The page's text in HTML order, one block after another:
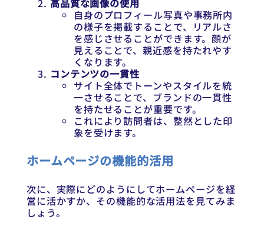
自身のプロフィール写真や事務所内
の様子を掲載することで、リアルさ
を感じさせることができます。顔が
見えることで、親近感を持たれやす
くなります。
コンテンツの一貫性
サイト全体でトーンやスタイルを統
一させることで、ブランドの一貫性
を持たせることが重要です。
これにより訪問者は、整然とした印
象を受けます。
ホームページの機能的活用
次に、実際にどのようにしてホームページを経
営に活かすか、その機能的な活用法を見てみま
しょう。